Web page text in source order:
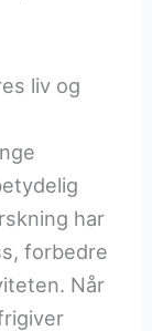
liv og
har
forbedre
Når